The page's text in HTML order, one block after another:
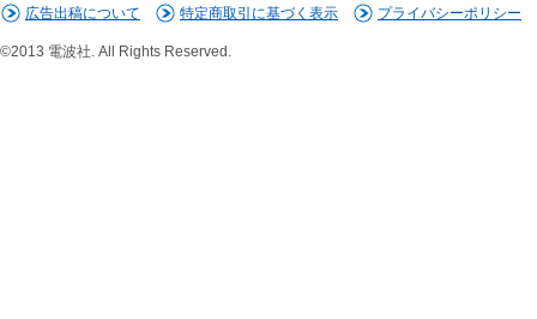
広告出稿について 特定商取引に基づく表示 プライバシーポリシー
©2013 電波社. All Rights Reserved.